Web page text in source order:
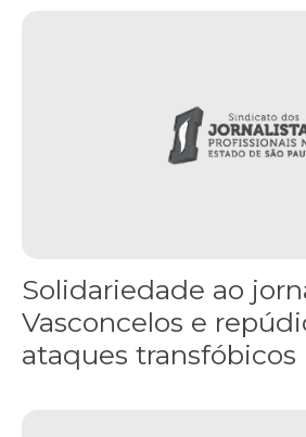
Solidariedade ao
Vasconcelos e
ataques transfóbicos